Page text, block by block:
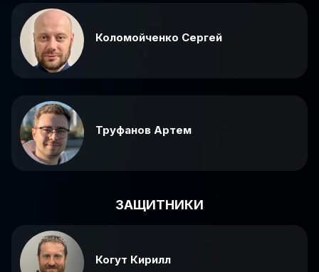
Коломойченко Сергей
Труфанов Артем
ЗАЩИТНИКИ
Когут Кирилл